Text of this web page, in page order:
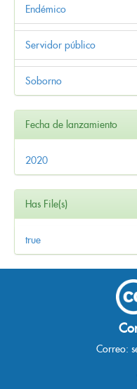
Endémico
Servidor público
Soborno
Fecha de lanzamiento
2020
Has File(s)
true
Correo: